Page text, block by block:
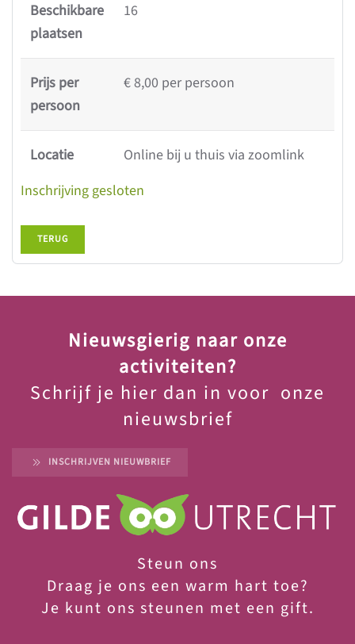
Beschikbare
plaatsen
16
Prijs per
persoon
€ 8,00 per persoon
Locatie
Online bij u thuis via zoomlink
Inschrijving gesloten
TERUG
Nieuwsgierig naar onze
activiteiten?
Schrijf je hier dan in voor onze
nieuwsbrief
INSCHRIJVEN NIEUWBRIEF
Steun ons
Draag je ons een warm hart toe?
Je kunt ons steunen met een gift.